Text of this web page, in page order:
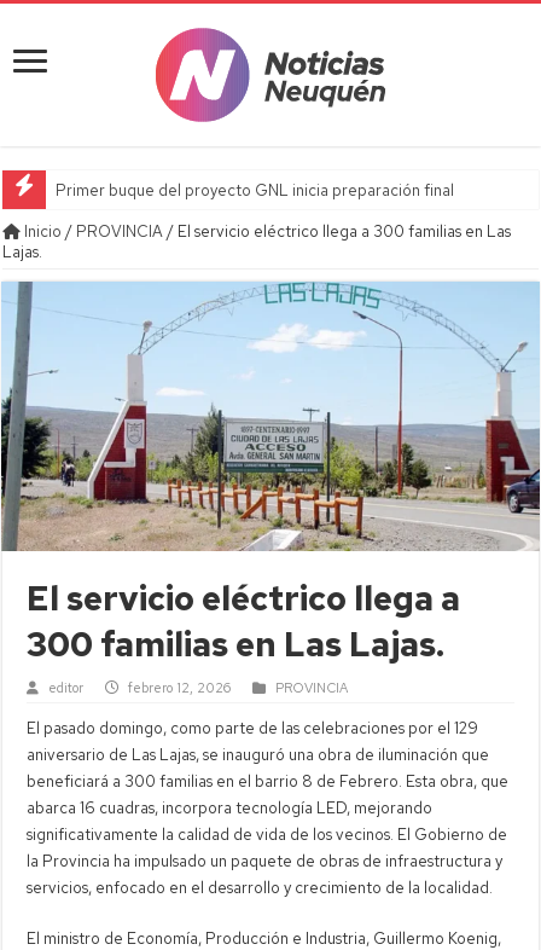
Primer buque del proyecto GNL inicia preparación final
Inicio / PROVINCIA/ El servicio eléctrico llega a 300 familias en Las
Lajas.
El servicio eléctrico llega a
300 familias en Las Lajas.
editor febrero 12, 2026 PROVINCIA
El pasado domingo, como parte de las celebraciones por el 129
aniversario de Las Lajas, se inauguró una obra de iluminación que
beneficiará a 300 familias en el barrio 8 de Febrero. Esta obra, que
abarca 16 cuadras, incorpora tecnología LED, mejorando
significativamente la calidad de vida de los vecinos. El Gobierno de
la Provincia ha impulsado un paquete de obras de infraestructura y
servicios, enfocado en el desarrollo y crecimiento de la localidad.
El ministro de Economía, Producción e Industria, Guillermo Koenig,